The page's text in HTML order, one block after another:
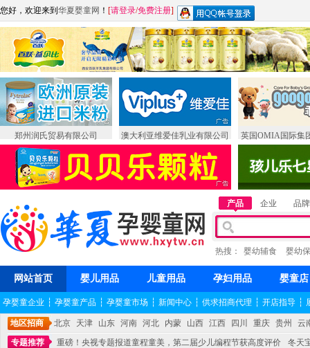
您好，欢迎来到 华夏婴童网 ！ [请登录/免费注册]
郑州润氏贸易有限公司 澳大利亚维爱佳乳业有限公司 英国OMIA国际集
产品 企业 品牌
热搜： 婴幼辅食 婴幼
网站首页 婴儿用品 儿童用品 孕妇用品 婴童店
孕婴童企业 ┆ 孕婴童产品 ┆ 孕婴童市场 ┆ 新闻中心 ┆ 供求招商代理 ┆ 开店指导 ┆
地区招商 北京 天津 山东 河南 河北 内蒙 山西 江西 四川 重庆 贵州
云
专题推荐
重磅！央视专题报道童程童美，第二届少儿编程节获高度评价
冬天